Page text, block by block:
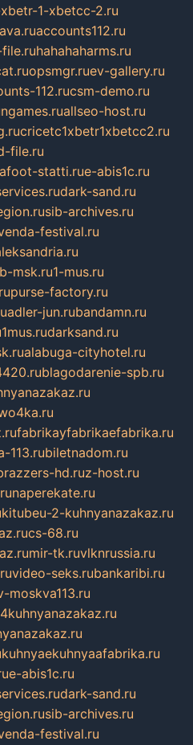
1-xbetcc-2.ru
accounts112.ru
hahahaharms.ru
opsmgr.ruev-gallery.ru
112.rucsm-demo.ru
allseo-host.ru
cricetc1xbetr1xbetcc2.ru
file.ru
statti.rue-abis1c.ru
dark-sand.ru
sib-archives.ru
festival.ru
msk.ru1-mus.ru
purse-factory.ru
adler-jun.rubandamn.ru
1mus.rudarksand.ru
alabuga-cityhotel.ru
blagodarenie-spb.ru
fabrikayfabrikaefabrika.ru
113.rubiletnadom.ru
hd.ruz-host.ru
naperekate.ru
kitubeu-2-kuhnyanazakaz.ru
cs-68.ru
mir-tk.ruvlknrussia.ru
video-seks.rubankaribi.ru
kuhnyaekuhnyaafabrika.ru
e-abis1c.ru
dark-sand.ru
sib-archives.ru
festival.ru